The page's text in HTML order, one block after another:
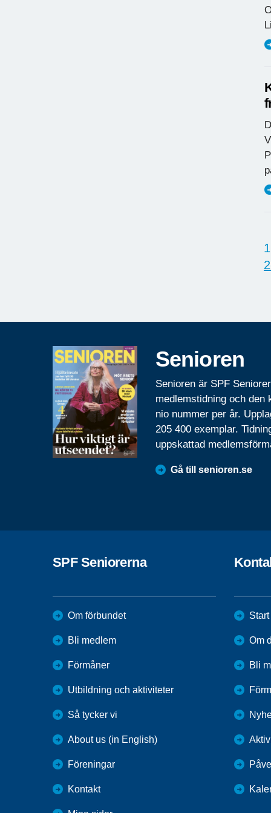
1
Senioren
Senioren är SPF
medlemstidning och den
nio nummer per år.
205 400 exemplar.
uppskattad
Gå till senioren.se
SPF Seniorerna
Om förbundet
Bli medlem
Förmåner
Utbildning och aktiviteter
Så tycker vi
About us (in English)
Föreningar
Kontakt
Start
Om
Bli